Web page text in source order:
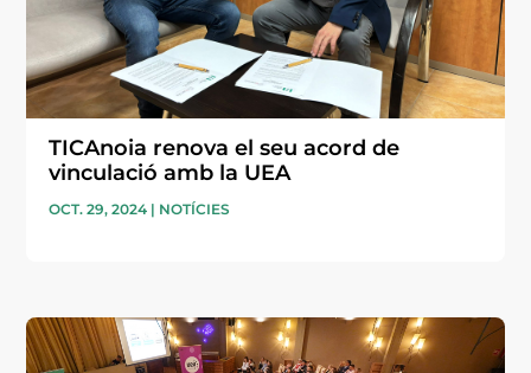
TICAnoia renova el seu acord de
vinculació amb la UEA
OCT. 29, 2024 | NOTÍCIES